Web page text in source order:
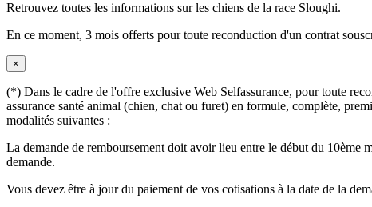
Retrouvez toutes les informations sur les chiens de la race Sloughi.
En ce moment, 3 mois offerts pour toute reconduction d'un contrat
×
(*) Dans le cadre de l'offre exclusive Web Selfassurance, pour toute
assurance santé animal (chien, chat ou furet) en formule, complète,
modalités suivantes :
La demande de remboursement doit avoir lieu entre le début du 10ème
demande.
Vous devez être à jour du paiement de vos cotisations à la date de la